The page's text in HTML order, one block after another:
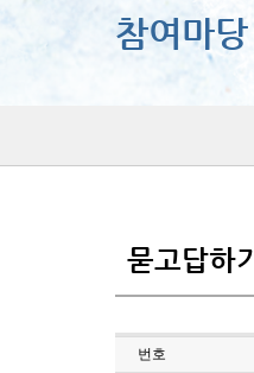
참여마당
묻고답하기
번호